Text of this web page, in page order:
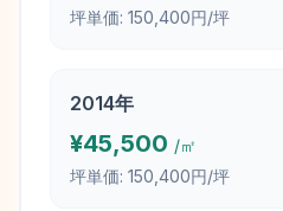
坪単価: 150,400円/坪
2014年
¥45,500 /㎡
坪単価: 150,400円/坪